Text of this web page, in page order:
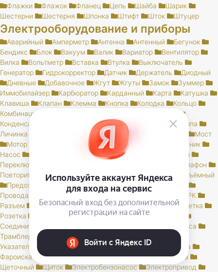
Флажки
Флажок Фланец Цепь Шайба
Шарик
Шестерни
Шестерня Шпонка Штифт Шток Штуцер
Электрооборудование и приборы
Аварийный Амперметр Антенна Антенный
Бегунок
Бендикс
Блок Вакуум Валик Вариатор
Вентилятор
Вилка
Вольтметр Вставка Втулка
Выключатель
Генератор
Гидрокорректор Датчик Держатель
Диодный
Дневные
Добавочное Жгут Жгуты Замок
Зуммер
Иммобилайзер
Карбюратор Карданный Карта
Катушка
Клавиша
Клапан Клемма Кнопка Колодка
Кольцо
Комбинация
Конденсатор
Кронштейн
Лампа
Личинка
Микропереключатель
Мост
Мотор
Моторчик
Наконечник
Насос
Обмотка Ободок
Патрон
Переключатель
Плафон
Повторитель
Поддон Подсветка Подшипник
Подъёмный
Предохранитель
Прибор Прикуриватель
Провода
Проводка Проставка Пульт
РК
Разъем
Регулятор Резистор Реле Реостат
Решетка
Розетка
Свеча Сигнал Система
Соединитель
Траверса
Трамблер
Транспондер
Указатель
Уплотнитель Установ Устройство
Фара
Фароискатель
Фонарь ЦПС Чехол Шкив
Щетка
Щеточный
Щиток Электробензонасос Электропривод